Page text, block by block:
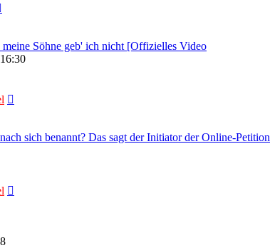
Söhne geb' ich nicht [Offizielles Video
sich benannt? Das sagt der Initiator der Online-Petition